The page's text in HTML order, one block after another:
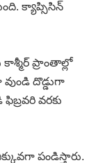
క్యాప్సిసిన్‌
ప్రాంతాల్లో
దొడ్డుగా
వరకు
పండిస్తారు.